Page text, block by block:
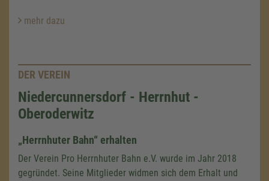
mehr dazu
DER VEREIN
Niedercunnersdorf - Herrnhut -
Oberoderwitz
„Herrnhuter Bahn“ erhalten
Der Verein Pro Herrnhuter Bahn e.V. wurde im Jahr 2018
gegründet. Seine Mitglieder widmen sich dem Erhalt und